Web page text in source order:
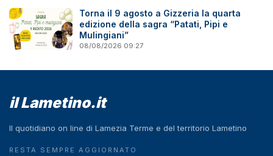
Torna il 9 agosto a Gizzeria la quarta
edizione della sagra “Patati, Pipi e
Mulingiani”
08/08/2026 09:27
il Lametino.it
Il quotidiano on line di Lamezia Terme e del territorio Lametino
RESTA SEMPRE AGGIORNATO